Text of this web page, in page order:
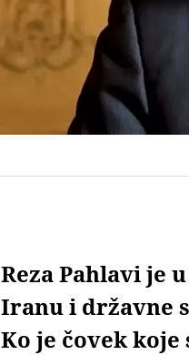
Reza Pahlavi je
Iranu i državne
Ko je čovek